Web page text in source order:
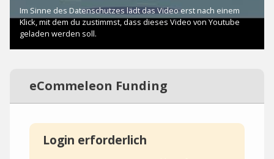
eCommeleon Funding
Login erforderlich